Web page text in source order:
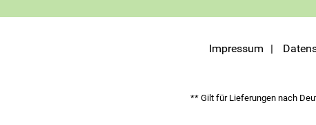
Impressum
** Gilt für Lieferungen nach